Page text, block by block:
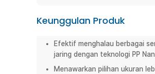
Keunggulan Produk
Efektif menghalau berbagai
jaring dengan teknologi PP
Menawarkan pilihan ukuran